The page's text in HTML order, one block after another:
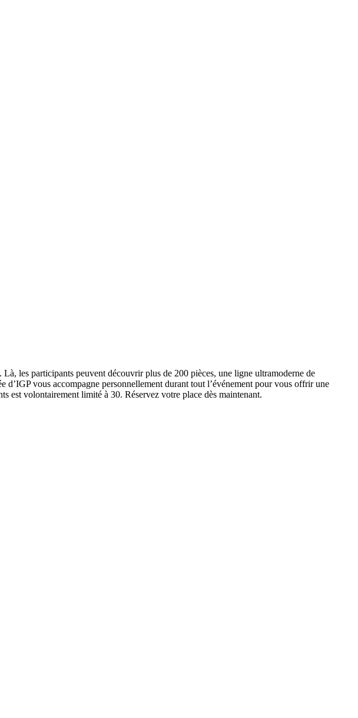
les participants peuvent découvrir plus de 200 pièces, une ligne ultramoderne de
d’IGP vous accompagne personnellement durant tout l’événement pour vous offrir une
est volontairement limité à 30. Réservez votre place dès maintenant.